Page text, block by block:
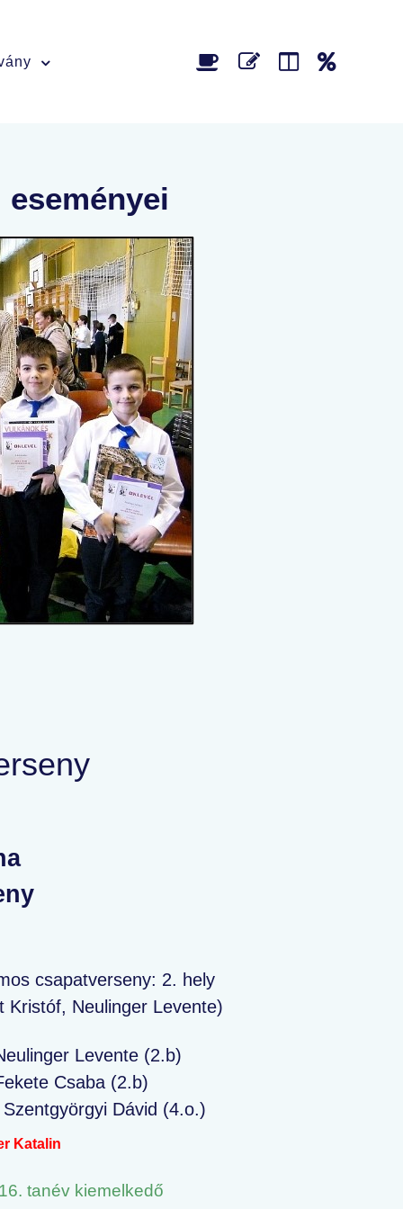
eseményei
csapatverseny: 2. hely
Kristóf, Neulinger Levente)
Levente (2.b)
Csaba (2.b)
Dávid (4.o.)
Katalin
tanév kiemelkedő